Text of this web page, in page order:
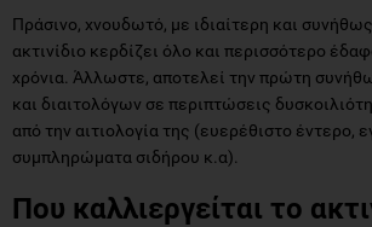
Πράσινο, χνουδωτό, με ιδιαίτερη και
ακτινίδιο κερδίζει όλο και περισσότερο
χρόνια. Άλλωστε, αποτελεί την πρώτη
και διαιτολόγων σε περιπτώσεις
από την αιτιολογία της (ευερέθιστο έντερο,
συμπληρώματα σιδήρου κ.α).
Που καλλιεργείται το